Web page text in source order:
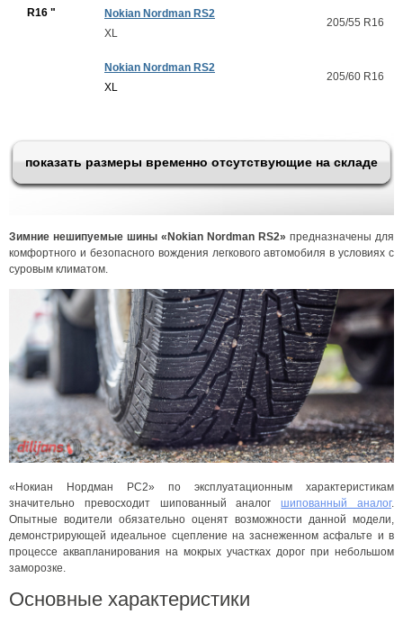
R16 "
Nokian Nordman RS2
XL
205/55 R16
Nokian Nordman RS2
XL
205/60 R16
показать размеры временно отсутствующие на складе
Зимние нешипуемые шины «Nokian Nordman RS2» предназначены для
комфортного и безопасного вождения легкового автомобиля в условиях с
суровым климатом.
«Нокиан Нордман РС2» по эксплуатационным характеристикам
значительно превосходит шипованный аналогшипованный аналог.
Опытные водители обязательно оценят возможности данной модели,
демонстрирующей идеальное сцепление на заснеженном асфальте и в
процессе аквапланирования на мокрых участках дорог при небольшом
заморозке.
Основные характеристики